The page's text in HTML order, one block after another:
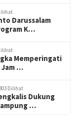
Darussalam
K…
Memperingati
Jam …
303 Dilihat
Dukung
…